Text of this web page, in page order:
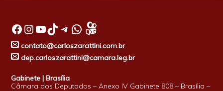
Facebook InstagramYoutube TikTok Telegram WhatsApp
contato@carloszarattini.com.br
dep.carloszarattini@camara.leg.br
Gabinete | Brasília
Câmara dos Deputados – Anexo IV Gabinete 808 – Brasília –